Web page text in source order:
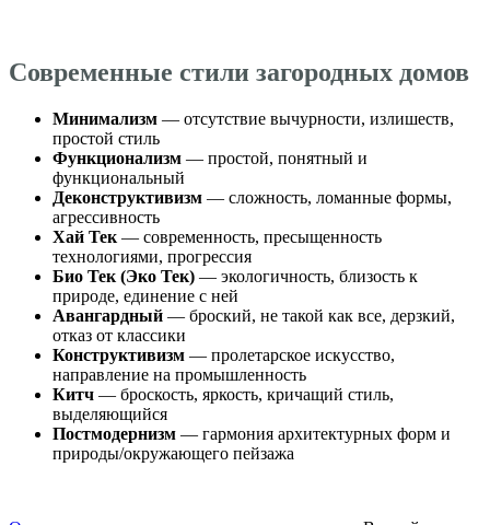
Современные стили загородных домов
Минимализм — отсутствие вычурности, излишеств,
простой стиль
Функционализм — простой, понятный и
функциональный
Деконструктивизм — сложность, ломанные формы,
агрессивность
Хай Тек — современность, пресыщенность
технологиями, прогрессия
Био Тек (Эко Тек) — экологичность, близость к
природе, единение с ней
Авангардный — броский, не такой как все, дерзкий,
отказ от классики
Конструктивизм — пролетарское искусство,
направление на промышленность
Китч — броскость, яркость, кричащий стиль,
выделяющийся
Постмодернизм — гармония архитектурных форм и
природы/окружающего пейзажа